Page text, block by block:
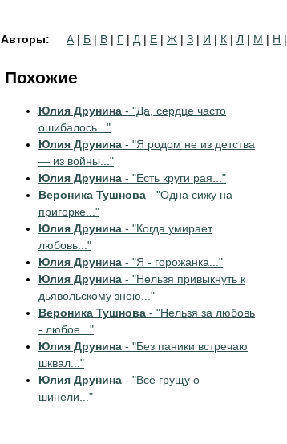
Авторы: А | Б | В | Г | Д | Е | Ж | З | И | К | Л | М | Н |
Похожие
Юлия Друнина - "Да, сердце часто
ошибалось..."
Юлия Друнина - "Я родом не из детства
— из войны..."
Юлия Друнина - "Есть круги рая..."
Вероника Тушнова - "Одна сижу на
пригорке..."
Юлия Друнина - "Когда умирает
любовь..."
Юлия Друнина - "Я - горожанка..."
Юлия Друнина - "Нельзя привыкнуть к
дьявольскому зною..."
Вероника Тушнова - "Нельзя за любовь
- любое..."
Юлия Друнина - "Без паники встречаю
шквал..."
Юлия Друнина - "Всё грущу о
шинели..."